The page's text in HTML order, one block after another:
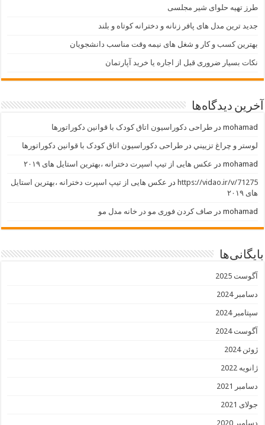
طرز تهیه حلوای شیر مجلسی
جدید ترین مدل های پافر زنانه و دخترانه کوتاه و بلند
بهترین کسب و کار و شغل های نیمه وقت مناسب دانشجویان
نکات بسیار ضروری قبل از اجاره یا خرید آپارتمان
آخرین دیدگاه‌ها
mohamad درطراحی دکوراسیون اتاق کودک با قوانین دکوراتورها
لوستر و چراغ تزييني درطراحی دکوراسیون اتاق کودک با قوانین دکوراتورها
mohamad در عکس هایی از تیپ اسپرت دخترانه ،بهترین استایل های ۲۰۱۹
https://vidao.ir/v/71275 در عکس هایی از تیپ اسپرت دخترانه ،بهترین استایل
های ۲۰۱۹
mohamad در صاف کردن فوری مو در خانه مدل مو
بایگانی‌ها
آگوست 2025
دسامبر 2024
سپتامبر 2024
آگوست 2024
ژوئن 2024
ژانویه 2022
دسامبر 2021
جولای 2021
دسامبر 2020